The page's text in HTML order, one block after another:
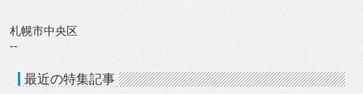
札幌市中央区
--
最近の特集記事